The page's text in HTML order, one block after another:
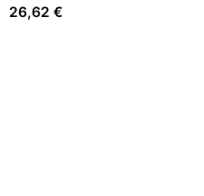
26,62 €